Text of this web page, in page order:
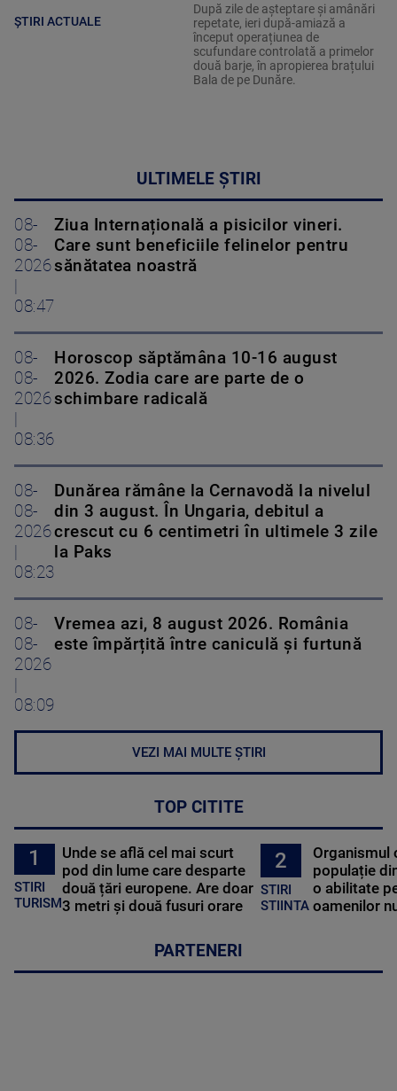
ȘTIRI ACTUALE
După zile de așteptare și amânări
repetate, ieri după-amiază a
început operațiunea de
scufundare controlată a primelor
două barje, în apropierea brațului
Bala de pe Dunăre.
ULTIMELE ȘTIRI
08-
08-
2026
08:47
Ziua Internațională a pisicilor vineri.
Care sunt beneficiile felinelor pentru
sănătatea noastră
08-
08-
2026
08:36
Horoscop săptămâna 10-16 august
2026. Zodia care are parte de o
schimbare radicală
08-
08-
2026
08:23
Dunărea rămâne la Cernavodă la nivelul
din 3 august. În Ungaria, debitul a
crescut cu 6 centimetri în ultimele 3 zile
la Paks
08-
08-
2026
08:09
Vremea azi, 8 august 2026. România
este împărțită între caniculă și furtună
VEZI MAI MULTE ȘTIRI
TOP CITITE
1
STIRI
TURISM
Unde se află cel mai scurt
pod din lume care desparte
două țări europene. Are doar
3 metri și două fusuri orare
2
STIRI
STIINTA
Organismul
populație
o abilitate
oamenilor
PARTENERI